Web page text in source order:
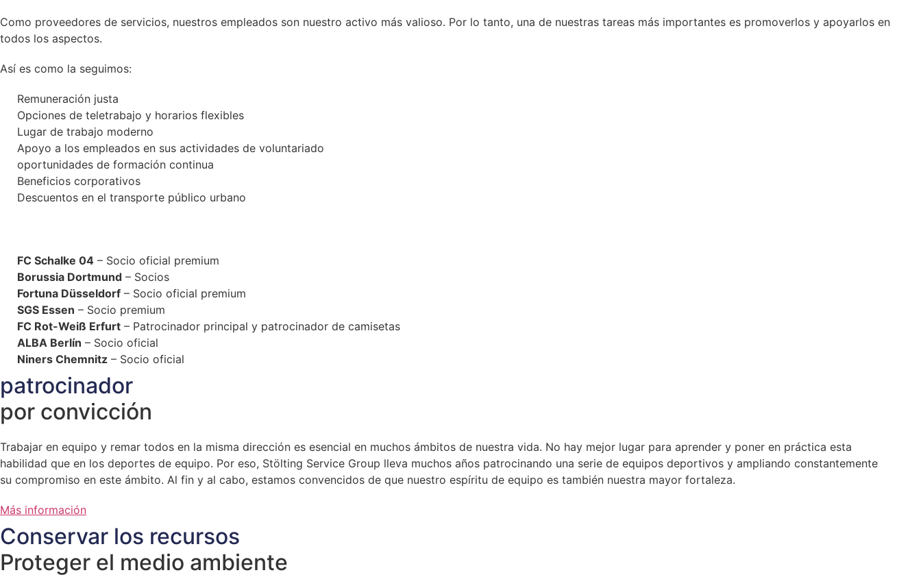
Como proveedores de servicios, nuestros empleados son nuestro activo más valioso. Por lo tanto, una de nuestras tareas más importantes es promoverlos y apoyarlos en
todos los aspectos.
Así es como la seguimos:
Remuneración justa
Opciones de teletrabajo y horarios flexibles
Lugar de trabajo moderno
Apoyo a los empleados en sus actividades de voluntariado
oportunidades de formación continua
Beneficios corporativos
Descuentos en el transporte público urbano
FC Schalke 04 – Socio oficial premium
Borussia Dortmund – Socios
Fortuna Düsseldorf – Socio oficial premium
SGS Essen – Socio premium
FC Rot-Weiß Erfurt – Patrocinador principal y patrocinador de camisetas
ALBA Berlín – Socio oficial
Niners Chemnitz – Socio oficial
patrocinador
por convicción
Trabajar en equipo y remar todos en la misma dirección es esencial en muchos ámbitos de nuestra vida. No hay mejor lugar para aprender y poner en práctica esta
habilidad que en los deportes de equipo. Por eso, Stölting Service Group lleva muchos años patrocinando una serie de equipos deportivos y ampliando constantemente
su compromiso en este ámbito. Al fin y al cabo, estamos convencidos de que nuestro espíritu de equipo es también nuestra mayor fortaleza.
Más información
Conservar los recursos
Proteger el medio ambiente